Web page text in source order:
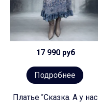
17 990 руб
Подробнее
Платье "Сказка. А у нас